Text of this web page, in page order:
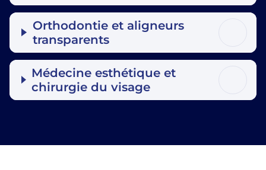
Orthodontie et aligneurs
transparents
Médecine esthétique et
chirurgie du visage